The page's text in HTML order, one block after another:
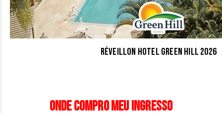
Réveillon Hotel Green Hill 2026
Onde compro meu ingresso